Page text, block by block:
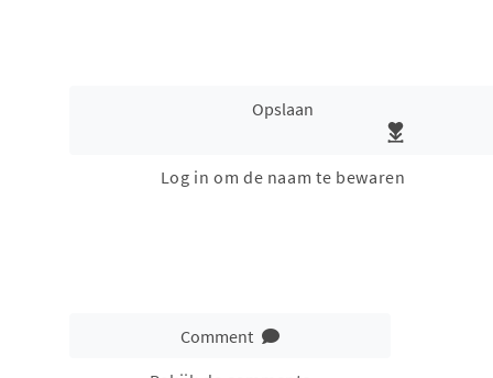
Opslaan
Log in om de naam te bewaren
Comment